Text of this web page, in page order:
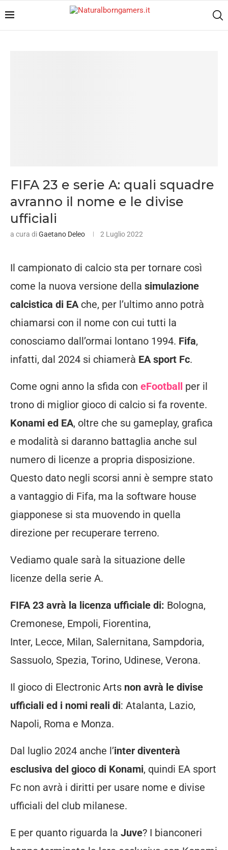
FIFA 23 e serie A: quali squadre
avranno il nome e le divise
ufficiali
a cura diGaetano Deleo 2 Luglio 2022
Il campionato di calcio sta per tornare così
come la nuova versione della simulazione
calcistica di EA che, per l’ultimo anno potrà
chiamarsi con il nome con cui tutti la
conosciamo dall’ormai lontano 1994. Fifa,
infatti, dal 2024 si chiamerà EA sport Fc.
Come ogni anno la sfida con eFootball per il
trono di miglior gioco di calcio si fa rovente.
Konami ed EA, oltre che su gameplay, grafica
e modalità si daranno battaglia anche sul
numero di licenze a propria disposizione.
Questo dato negli scorsi anni è sempre stato
a vantaggio di Fifa, ma la software house
giapponese si sta muovendo in quella
direzione per recuperare terreno.
Vediamo quale sarà la situazione delle
licenze della serie A.
FIFA 23 avrà la licenza ufficiale di: Bologna,
Cremonese, Empoli, Fiorentina,
Inter, Lecce, Milan, Salernitana, Sampdoria,
Sassuolo, Spezia, Torino, Udinese, Verona.
Il gioco di Electronic Arts non avrà le divise
ufficiali ed i nomi reali di: Atalanta, Lazio,
Napoli, Roma e Monza.
Dal luglio 2024 anche l’inter diventerà
esclusiva del gioco di Konami, quindi EA sport
Fc non avrà i diritti per usare nome e divise
ufficiali del club milanese.
E per quanto riguarda la Juve? I bianconeri